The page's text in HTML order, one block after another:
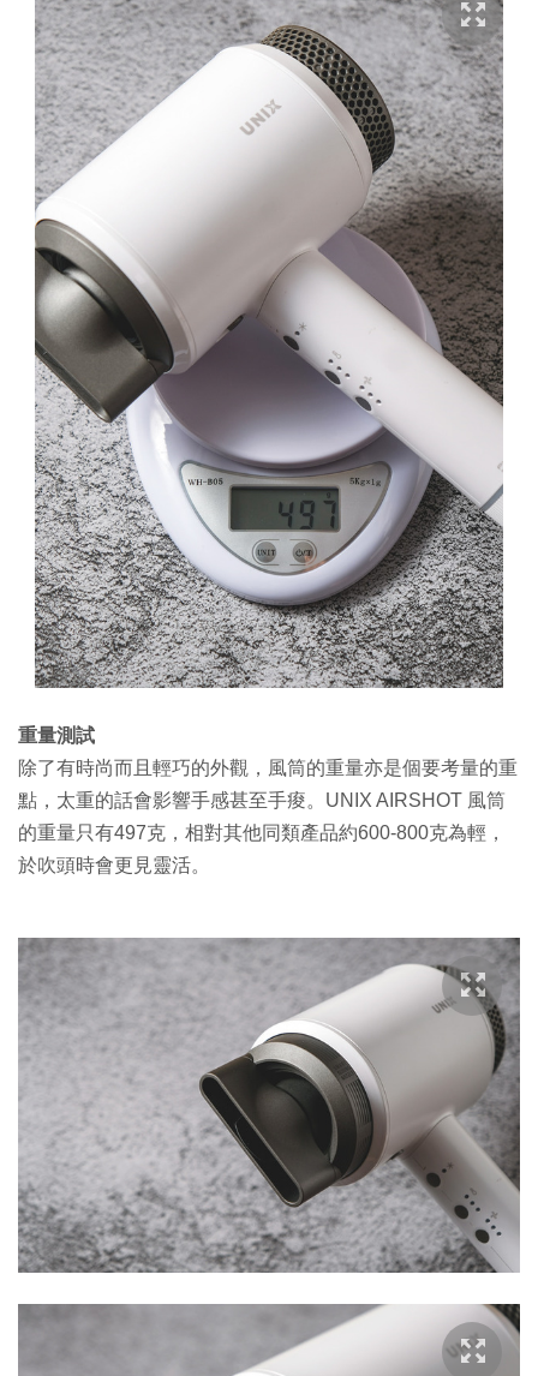
重量測試
除了有時尚而且輕巧的外觀，風筒的重量亦是個要考量的重
點，太重的話會影響手感甚至手痠。UNIX AIRSHOT 風筒
的重量只有497克，相對其他同類產品約600-800克為輕，
於吹頭時會更見靈活。